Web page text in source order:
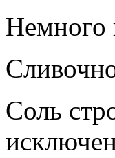
Немного
Соль